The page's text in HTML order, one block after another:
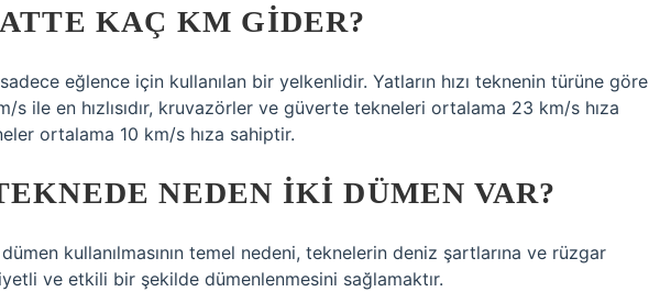
KAÇ KM GIDER?
eğlence için kullanılan bir yelkenlidir. Yatların hızı teknenin türüne göre
ile en hızlısıdır, kruvazörler ve güverte tekneleri ortalama 23 km/s hıza
ortalama 10 km/s hıza sahiptir.
NEDEN IKI DÜMEN VAR?
kullanılmasının temel nedeni, teknelerin deniz şartlarına ve rüzgar
ve etkili bir şekilde dümenlenmesini sağlamaktır.